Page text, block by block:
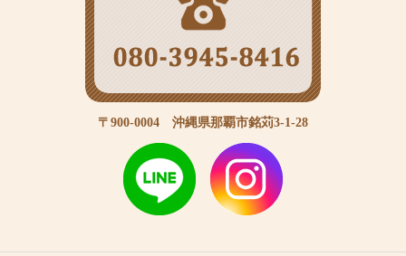
〒900-0004 沖縄県那覇市銘苅3-1-28